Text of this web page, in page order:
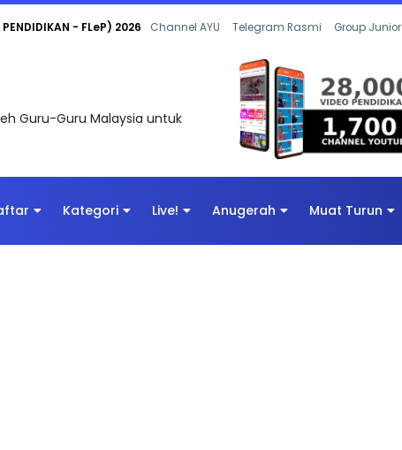
PENDIDIKAN - FLeP) 2026 Channel AYU Telegram Rasmi Group Junior
Guru-Guru Malaysia untuk
Kategori Live! Anugerah Muat Turun